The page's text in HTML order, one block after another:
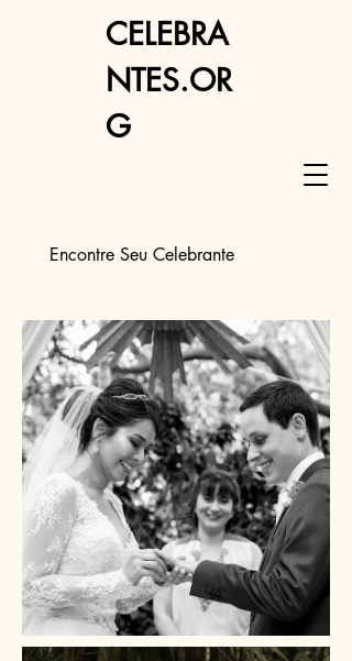
Encontre Seu Celebrante
CELEBRA
NTES.OR
G